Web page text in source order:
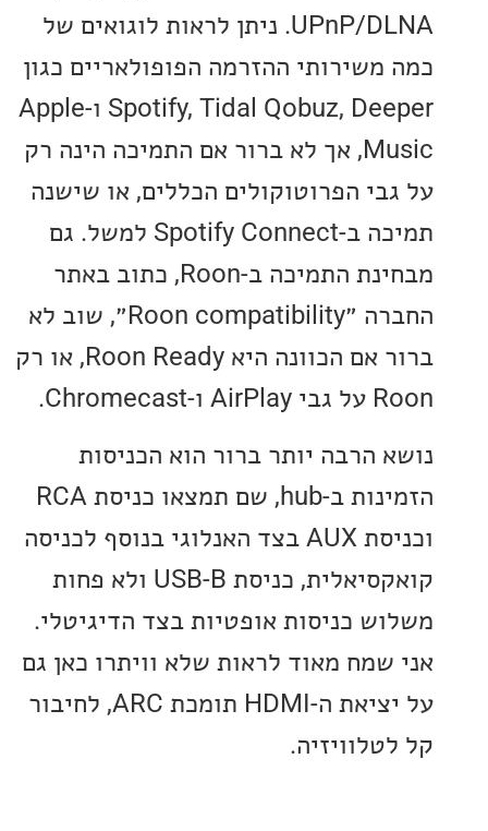
UPnP/DLNA. ניתן לראות לוגואים של
ההזרמה הפופולאריים כגון
Spotify, Tidal Qobuz, Deeper ו-Apple
Music, אך לא ברור אם התמיכה הינה רק
הפרוטוקולים הכללים, או שישנה
תמיכה ב-Spotify Connect למשל. גם
מבחינת התמיכה ב-Roon, כתוב באתר
החברה ״Roon compatibility״, שוב לא
ברור אם הכוונה היא Roon Ready, או רק
הרבה יותר ברור הוא הכניסות
הזמינות ב-hub, שם תמצאו כניסת RCA
וכניסת AUX בצד האנלוגי בנוסף לכניסה
קואקסיאלית, כניסת USB-B ולא פחות
כניסות אופטיות בצד הדיגיטלי.
מאוד לראות שלא וויתרו כאן גם
על יציאת ה-HDMI תומכת ARC, לחיבור